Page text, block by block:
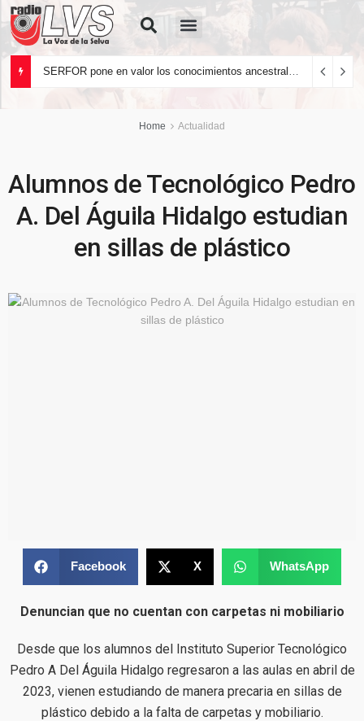
Home Actualidad
Alumnos de Tecnológico Pedro
A. Del Águila Hidalgo estudian
en sillas de plástico
Facebook X WhatsApp
Denuncian que no cuentan con carpetas ni mobiliario
Desde que los alumnos del Instituto Superior Tecnológico
Pedro A Del Águila Hidalgo regresaron a las aulas en abril de
2023, vienen estudiando de manera precaria en sillas de
plástico debido a la falta de carpetas y mobiliario.